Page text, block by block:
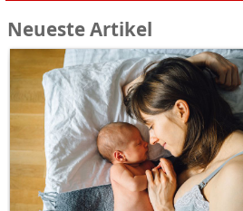
Neueste Artikel